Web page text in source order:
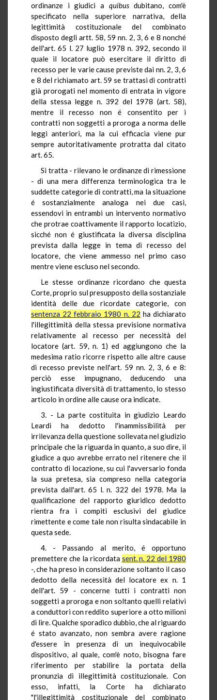
ordinanze i giudici a quibusdubitano, com'è
specificato nella superiore narrativa, della
legittimità costituzionale del combinato
disposto degli artt. 58, 59 nn. 2, 3, 6 e 8 nonché
dell'art. 65 l. 27 luglio 1978 n. 392, secondo il
quale il locatore può esercitare il diritto di
recesso per le varie cause previste dai nn. 2, 3, 6
e 8 del richiamato art. 59 se trattasi di contratti
già prorogati nel momento di entrata in vigore
della stessa legge n. 392 del 1978 (art. 58),
mentre il recesso non é consentito per i
contratti non soggetti a proroga a norma delle
leggi anteriori, ma la cui efficacia viene pur
sempre autoritativamente protratta dal citato
art. 65.
Si tratta - rilevano le ordinanze di rimessione
- di una mera differenza terminologica tra le
suddette categorie di contratti, ma la situazione
é sostanzialmente analoga nei due casi,
essendovi in entrambi un intervento normativo
che protrae coattivamente il rapporto locatizio,
sicché non é giustificata la diversa disciplina
prevista dalla legge in tema di recesso del
locatore, che viene ammesso nel primo caso
mentre viene escluso nel secondo.
Le stesse ordinanze ricordano che questa
Corte, proprio sul presupposto della sostanziale
identità delle due ricordate categorie, con
sentenza 22 febbraio 1980 n. 22 ha dichiarato
l'illegittimità della stessa previsione normativa
relativamente al recesso per necessità del
locatore (art. 59, n. 1) ed aggiungono che la
medesima ratio ricorre rispetto alle altre cause
di recesso previste nell'art. 59 nn. 2, 3, 6 e 8:
perciò esse impugnano, deducendo una
ingiustificata diversità di trattamento, lo stesso
articolo in ordine alle cause ora indicate.
3. - La parte costituita in giudizio Leardo
Leardi ha dedotto l'inammissibilità per
irrilevanza della questione sollevata nel giudizio
principale che la riguarda in quanto, a suo dire, il
giudice a quo avrebbe errato nel ritenere che il
contratto di locazione, su cui l'avversario fonda
la sua pretesa, sia compreso nella categoria
prevista dall'art. 65 l. n. 322 del 1978. Ma la
qualificazione del rapporto giuridico dedotto
rientra fra i compiti esclusivi del giudice
rimettente e come tale non risulta sindacabile in
questa sede.
4. - Passando al merito, é opportuno
premettere che la ricordata sent. n. 22 del 1980
-, che ha preso in considerazione soltanto il caso
dedotto della necessità del locatore ex n. 1
dell'art. 59 - concerne tutti i contratti non
soggetti a proroga e non soltanto quelli relativi
a conduttori con reddito superiore a otto milioni
di lire. Qualche sporadico dubbio, che al riguardo
é stato avanzato, non sembra avere ragione
d'essere in presenza di un inequivocabile
dispositivo, al quale, com'è noto, bisogna fare
riferimento per stabilire la portata della
pronunzia di illegittimità costituzionale. Con
esso, infatti, la Corte ha dichiarato
"l'illegittimità costituzionale del combinato